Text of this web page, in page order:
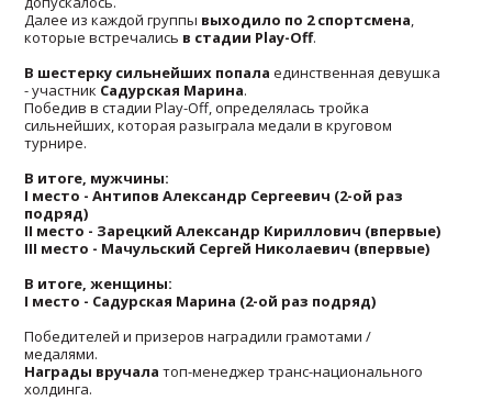
Далее из каждой группы выходило по 2 спортсмена,
которые встречались в стадии Play-Off.
В шестерку сильнейших попалаединственная девушка
- участник Садурская Марина.
Победив в стадии Play-Off, определялась тройка
сильнейших, которая разыграла медали в круговом
турнире.
В итоге, мужчины:
I место - Антипов Александр Сергеевич (2-ой раз
подряд)
II место - Зарецкий Александр Кириллович (впервые)
III место - Мачульский Сергей Николаевич (впервые)
В итоге, женщины:
I место - Садурская Марина (2-ой раз подряд)
Победителей и призеров наградили грамотами /
медалями.
Награды вручалатоп-менеджер транс-национального
холдинга.